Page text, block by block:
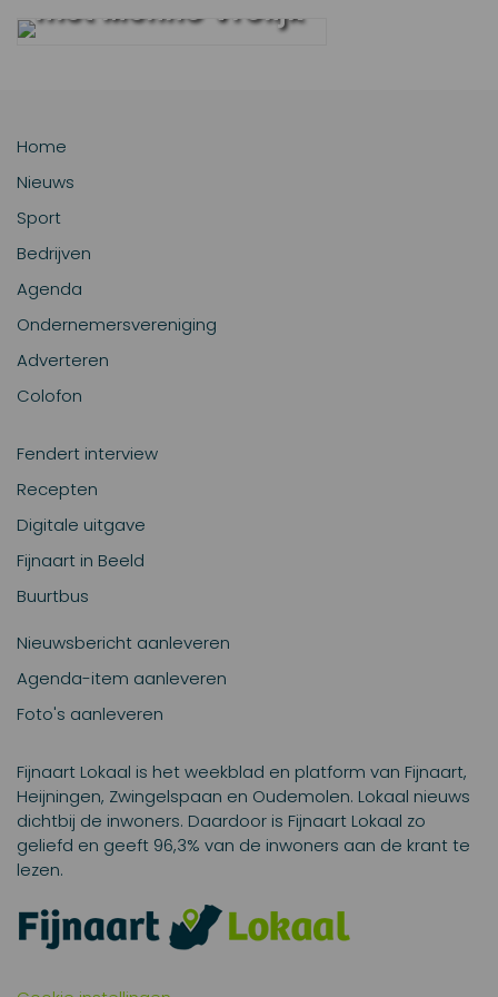
met Menno Vrolijk
Home
Nieuws
Sport
Bedrijven
Agenda
Ondernemersvereniging
Adverteren
Colofon
Fendert interview
Recepten
Digitale uitgave
Fijnaart in Beeld
Buurtbus
Nieuwsbericht aanleveren
Agenda-item aanleveren
Foto's aanleveren
Fijnaart Lokaal is het weekblad en platform van Fijnaart,
Heijningen, Zwingelspaan en Oudemolen. Lokaal nieuws
dichtbij de inwoners. Daardoor is Fijnaart Lokaal zo
geliefd en geeft 96,3% van de inwoners aan de krant te
lezen.